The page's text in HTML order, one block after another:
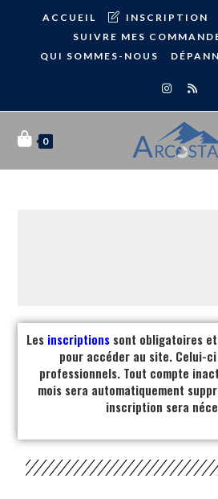
ACCUEIL INSCRIPTION
SUIVRE MES
QUI SOMMES-NOUS
0
Les inscriptions sont obligatoires
pour accéder au site. Celui-
professionnels. Tout compte
mois sera automatiquement
inscription sera